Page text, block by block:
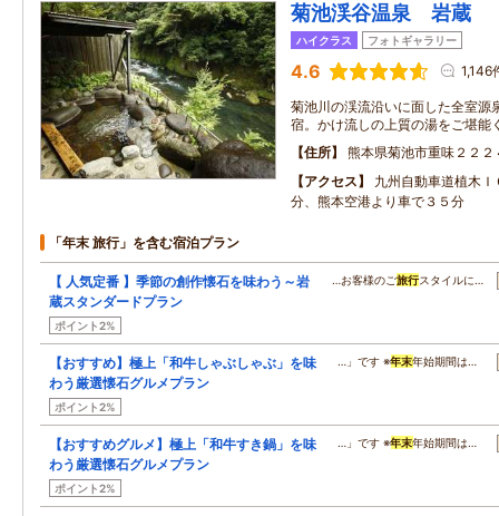
菊池渓谷温泉 岩蔵
ハイクラス フォトギャラリー
4.6 1,146
菊池川の渓流沿いに面した全室源
宿。かけ流しの上質の湯をご堪能
住所
熊本県菊池市重味２２２
アクセス
九州自動車道植木
分、熊本空港より車で３５分
「年末 旅行」を含む宿泊プラン
【 人気定番 】季節の創作懐石を味わう～岩
蔵スタンダードプラン
ポイント2%
…お客様のご旅行スタイルに…
【おすすめ】極上「和牛しゃぶしゃぶ」を味
わう厳選懐石グルメプラン
ポイント2%
…」です ※年末年始期間は…
【おすすめグルメ】極上「和牛すき鍋」を味
わう厳選懐石グルメプラン
ポイント2%
…」です ※年末年始期間は…